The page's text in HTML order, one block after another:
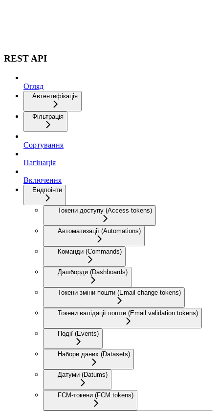
REST API
Огляд
Автентифікація
Фільтрація
Сортування
Пагінація
Включення
Ендпоінти
Токени доступу (Access tokens)
Автоматизації (Automations)
Команди (Commands)
Дашборди (Dashboards)
Токени зміни пошти (Email change tokens)
Токени валідації пошти (Email validation tokens)
Події (Events)
Набори даних (Datasets)
Датуми (Datums)
FCM-токени (FCM tokens)